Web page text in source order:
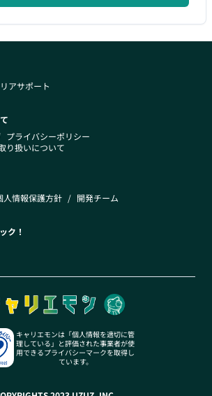
アサポート
プライバシーポリシー
り扱いについて
人情報保護方針 / 開発チーム
ク！
キャリエモンは「個人情報を適切に管
理している」と評価された事業者が使
用できるプライバシーマークを取得し
ています。